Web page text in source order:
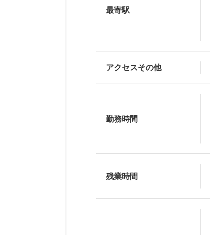
最寄駅
アクセスその他
勤務時間
残業時間